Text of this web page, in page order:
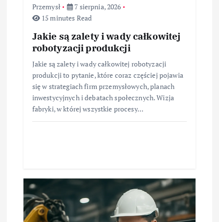
Przemysł
7 sierpnia, 2026
15 minutes Read
Jakie są zalety i wady całkowitej
robotyzacji produkcji
Jakie są zalety i wady całkowitej robotyzacji
produkcji to pytanie, które coraz częściej pojawia
się w strategiach firm przemysłowych, planach
inwestycyjnych i debatach społecznych. Wizja
fabryki, w której wszystkie procesy…